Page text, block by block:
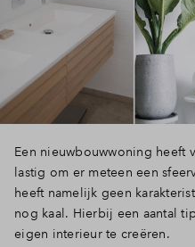
Een nieuwbouwwoning heeft
lastig om er meteen een
heeft namelijk geen
nog kaal. Hierbij een aantal
eigen interieur te creëren.